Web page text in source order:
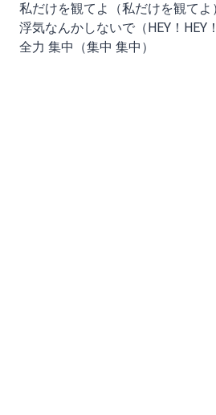
私だけを観てよ（私だけを観てよ
浮気なんかしないで（HEY！HEY
全力 集中（集中 集中）